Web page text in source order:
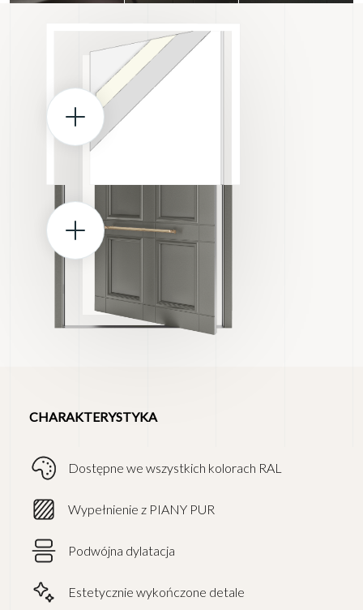
CHARAKTERYSTYKA
Dostępne we wszystkich kolorach RAL
Wypełnienie z PIANY PUR
Podwójna dylatacja
Estetycznie wykończone detale